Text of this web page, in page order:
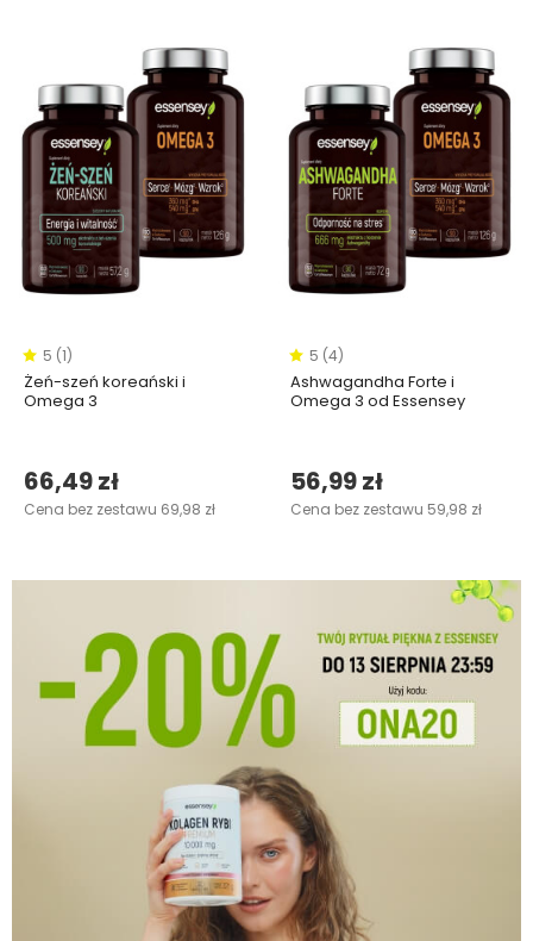
5 (1)
Żeń-szeń koreański i
Omega 3
66,49 zł
Cena bez zestawu 69,98 zł
5 (4)
Ashwagandha Forte i
Omega 3 od Essensey
56,99 zł
Cena bez zestawu 59,98 zł